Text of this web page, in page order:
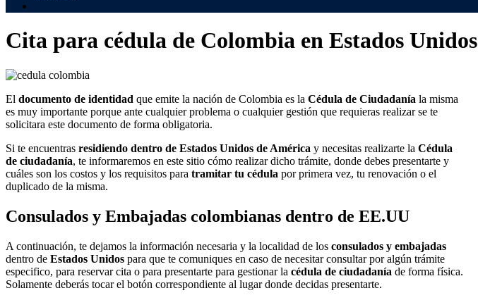
Cita para cédula de Colombia en Estados Unidos
El documento de identidad que emite la nación de Colombia es la Cédula de Ciudadanía la misma
es muy importante porque ante cualquier problema o cualquier gestión que requieras realizar se te
solicitara este documento de forma obligatoria.
Si te encuentras residiendo dentro de Estados Unidos de América y necesitas realizarte la Cédula
de ciudadanía, te informaremos en este sitio cómo realizar dicho trámite, donde debes presentarte y
cuáles son los costos y los requisitos para tramitar tu cédula por primera vez, tu renovación o el
duplicado de la misma.
Consulados y Embajadas colombianas dentro de EE.UU
A continuación, te dejamos la información necesaria y la localidad de los consulados y embajadas
dentro de Estados Unidos para que te comuniques en caso de necesitar consultar por algún trámite
especifico, para reservar cita o para presentarte para gestionar la cédula de ciudadanía de forma física.
Solamente deberás tocar el botón correspondiente al lugar donde decidas presentarte.